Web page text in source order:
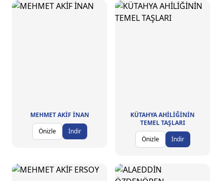
MEHMET AKİF İNAN
Önizle
İndir
KÜTAHYA AHİLİĞİNİN
TEMEL TAŞLARI
Önizle
İndir